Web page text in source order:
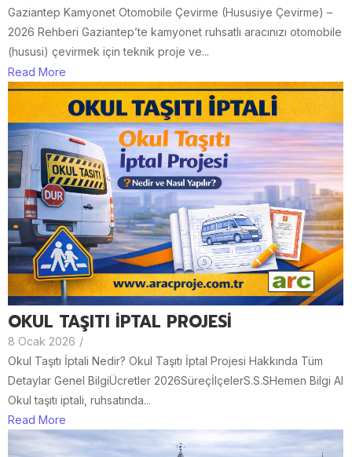
Gaziantep Kamyonet Otomobile Çevirme (Hususiye Çevirme) –
2026 Rehberi Gaziantep’te kamyonet ruhsatlı aracınızı otomobile
(hususi) çevirmek için teknik proje ve...
Read More
OKUL TAŞITI İPTAL PROJESİ
8 Ocak 2026 /
Okul Taşıtı İptali Nedir? Okul Taşıtı İptal Projesi Hakkında Tüm
Detaylar Genel BilgiÜcretler 2026SüreçİlçelerS.S.SHemen Bilgi Al
Okul taşıtı iptali, ruhsatında...
Read More